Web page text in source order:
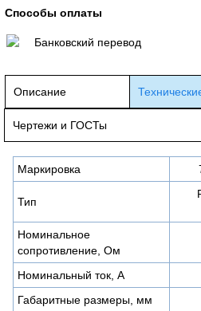
Способы оплаты
Банковский перевод
Описание
Чертежи и ГОСТы
Маркировка
Тип
Номинальное
сопротивление, Ом
Номинальный ток, А
Габаритные размеры, мм